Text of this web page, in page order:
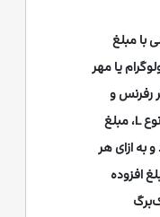
با مبلغ
هولوگرام یا مهر
رفرنس و
معادل دلاری. (برای ویزای توریستی نوع L، مبلغ
و به ازای هر
این مبلغ افزوده